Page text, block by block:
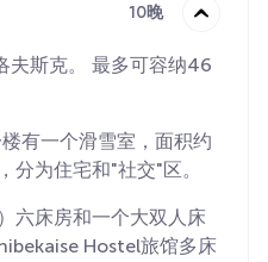
10晚
夫斯克。 最多可容纳46
有一个滑雪室，面积约
为住宅和"社交"区。
六床房和一个大双人床
Hostel旅馆多床